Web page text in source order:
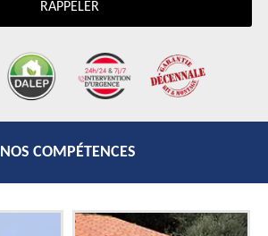
NOS COMPÉTENCES